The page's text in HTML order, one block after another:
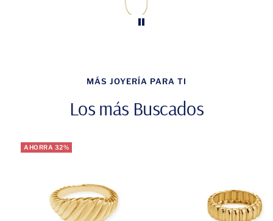
MÁS JOYERÍA PARA TI
Los más Buscados
AHORRA 32%